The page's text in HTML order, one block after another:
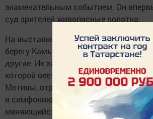
знаменательным событием. Он
суд зрителей живописные полотна.
На выставке можно увидеть более
берегу Камы», «Вечер на Тойме»,
другие. Их характеризует точное
которой веет спокойствием и
Мотивы, отраженные в картинах
в симфонию, которая повествует о
меняющейся природы.